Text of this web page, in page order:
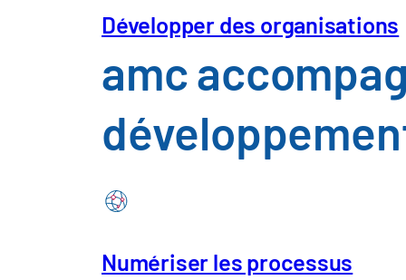
Développer des organisations
amc
Numériser les processus
Perspectives
eSolutionÀ